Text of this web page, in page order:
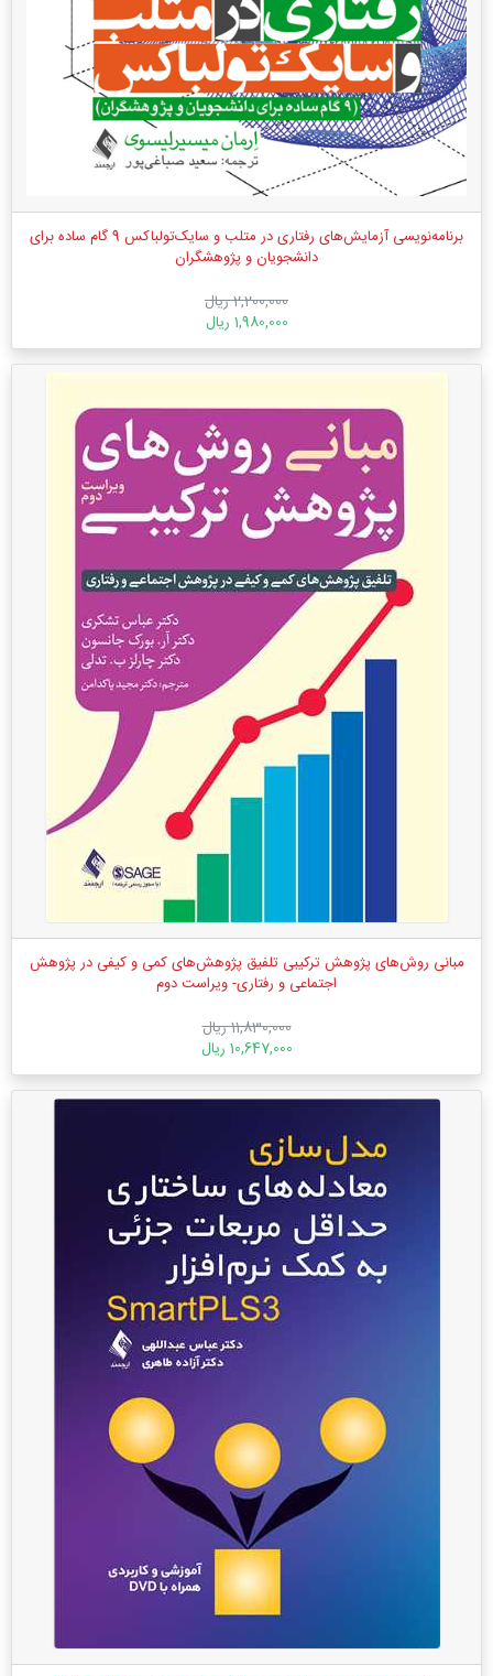
برنامه‌نویسی آزمایش‌های رفتاری در متلب و سایک‌تولباکس 9 گام ساده برای
دانشجویان و پژوهشگران
2,200,000 ریال
1,980,000 ریال
مبانی روش‌های پژوهش ترکیبی تلفیق پژوهش‌های کمی و کیفی در پژوهش
اجتماعی و رفتاری- ویراست دوم
11,830,000 ریال
10,647,000 ریال